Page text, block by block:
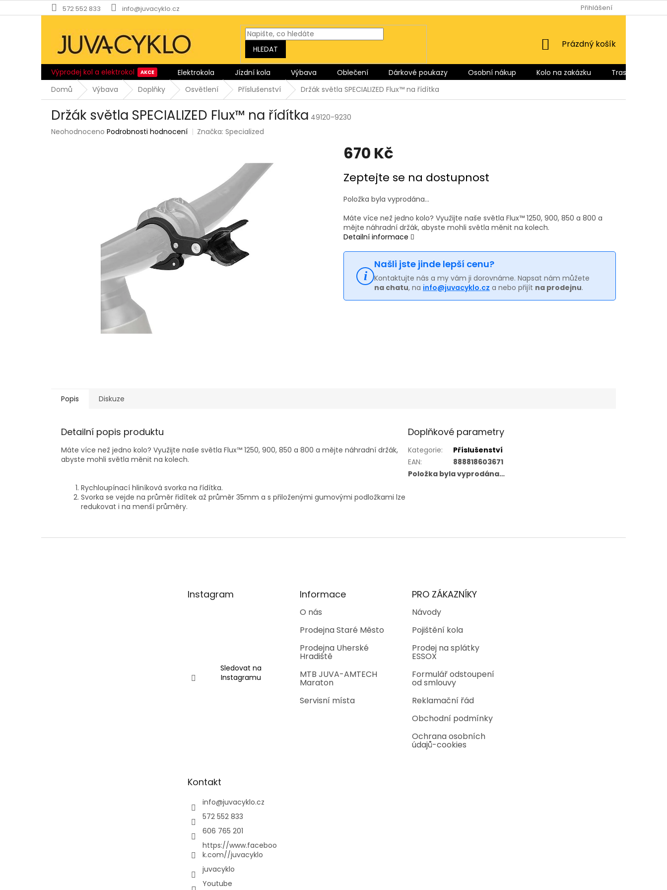
na
572 552 833 info@juvacyklo.cz Přihlášení
HLEDAT
NÁKUPNÍ
Prázdný košík
Výprodej kol a elektrokol Elektrokola Jízdní kola Výbava Oblečení Dárkové poukazy Osobní nákup Kolo na zakázku
Trasy pro Vás
Domů
Výbava Doplňky Osvětlení Příslušenství Držák světla SPECIALIZED Flux™ na řídítka
Držák světla SPECIALIZED Flux™ na řídítka 49120-9230
Průměrné
Neohodnoceno Podrobnosti hodnocení Značka:Specialized
670 Kč
cena:
Zeptejte se na dostupnost
Položka byla vyprodána…
Máte více než jedno kolo? Využijte naše světla Flux™ 1250, 900, 850 a 800 a
mějte náhradní držák, abyste mohli světla měnit na kolech.
Detailní informace
Našli jste jinde lepší cenu?
Kontaktujte nás a my vám ji dorovnáme. Napsat nám můžete
na chatu, na info@juvacyklo.cz a nebo přijít na prodejnu.
Popis Diskuze
Detailní popis produktu
Máte více než jedno kolo? Využijte naše světla Flux™ 1250, 900, 850 a 800 a mějte náhradní držák,
abyste mohli světla měnit na kolech.
Rychloupínací hliníková svorka na řídítka.
Svorka se vejde na průměr řidítek až průměr 35mm a s přiloženými gumovými podložkami lze
redukovat i na menší průměry.
Doplňkové parametry
Kategorie:
Příslušenství
EAN:
888818603671
Položka byla vyprodána…
Instagram
Sledovat na
Instagramu
Informace
O nás
Prodejna Staré Město
Prodejna Uherské
Hradiště
MTB JUVA-AMTECH
Maraton
Servisní místa
PRO ZÁKAZNÍKY
Návody
Pojištění kola
Prodej na splátky
ESSOX
Formulář odstoupení
od smlouvy
Reklamační řád
Obchodní podmínky
Ochrana osobních
údajů-cookies
Kontakt
info@juvacyklo.cz
572 552 833
606 765 201
https://www.faceboo
k.com//juvacyklo
juvacyklo
Youtube